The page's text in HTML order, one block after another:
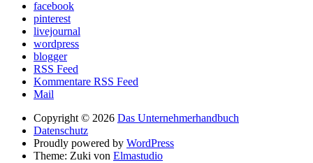
facebook
pinterest
livejournal
wordpress
blogger
RSS Feed
Kommentare RSS Feed
Mail
Copyright © 2026 Das Unternehmerhandbuch
Datenschutz
Proudly powered by WordPress
Theme: Zuki von Elmastudio